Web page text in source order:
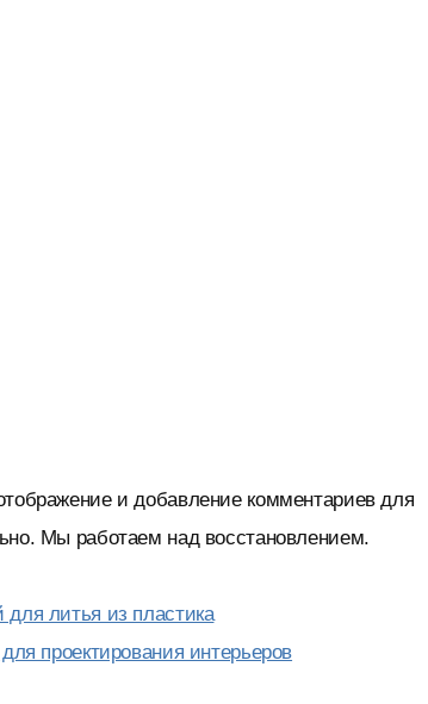
и добавление комментариев для
Мы работаем над восстановлением.
литья из пластика
проектирования интерьеров